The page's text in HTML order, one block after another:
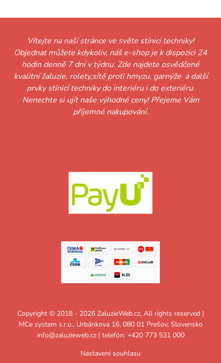
Vítejte na naší stránce ve světe stínici techniky!
Objednat můžete kdykoliv, náš e-shop je k dispozici 24
hodin denně 7 dní v týdnu. Zde najdete osvědčené
kvalitní žaluzie, rolety,sítě proti hmyzu, garnýže a další
prvky stínicí techniky do interiéru i do exteriéru.
Nenechte si ujít naše výhodné ceny! Přejeme Vám
příjemné nakupování.
Copyright © 2018 - 2026 ZaluzieWeb.cz, All rights reserved |
MCe system s.r.o., Urbánkova 16, 080 01 Prešov, Slovensko
info@zaluzieweb.cz| telefón: +420 773 531 000
Nastavení souhlasu